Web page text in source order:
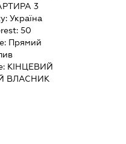
3
Україна
50
Прямий
КІНЦЕВИЙ
ВЛАСНИК